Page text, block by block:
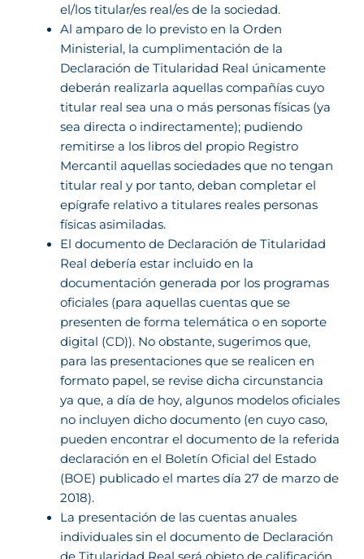
el/los titular/es real/es de la sociedad.
Al amparo de lo previsto en la Orden
Ministerial, la cumplimentación de la
Declaración de Titularidad Real únicamente
deberán realizarla aquellas compañías cuyo
titular real sea una o más personas físicas (ya
sea directa o indirectamente); pudiendo
remitirse a los libros del propio Registro
Mercantil aquellas sociedades que no tengan
titular real y por tanto, deban completar el
epígrafe relativo a titulares reales personas
físicas asimiladas.
El documento de Declaración de Titularidad
Real debería estar incluido en la
documentación generada por los programas
oficiales (para aquellas cuentas que se
presenten de forma telemática o en soporte
digital (CD)). No obstante, sugerimos que,
para las presentaciones que se realicen en
formato papel, se revise dicha circunstancia
ya que, a día de hoy, algunos modelos oficiales
no incluyen dicho documento (en cuyo caso,
pueden encontrar el documento de la referida
declaración en el Boletín Oficial del Estado
(BOE) publicado el martes día 27 de marzo de
2018).
La presentación de las cuentas anuales
individuales sin el documento de Declaración